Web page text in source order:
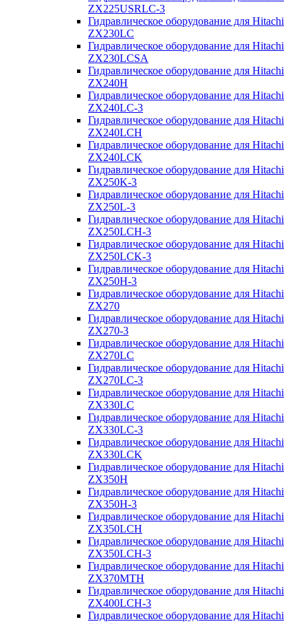
ZX225USRLC-3
Гидравлическое оборудование для Hitachi
ZX230LC
Гидравлическое оборудование для Hitachi
ZX230LCSA
Гидравлическое оборудование для Hitachi
ZX240H
Гидравлическое оборудование для Hitachi
ZX240LC-3
Гидравлическое оборудование для Hitachi
ZX240LCH
Гидравлическое оборудование для Hitachi
ZX240LCK
Гидравлическое оборудование для Hitachi
ZX250K-3
Гидравлическое оборудование для Hitachi
ZX250L-3
Гидравлическое оборудование для Hitachi
ZX250LCH-3
Гидравлическое оборудование для Hitachi
ZX250LCK-3
Гидравлическое оборудование для Hitachi
ZX250Н-3
Гидравлическое оборудование для Hitachi
ZX270
Гидравлическое оборудование для Hitachi
ZX270-3
Гидравлическое оборудование для Hitachi
ZX270LC
Гидравлическое оборудование для Hitachi
ZX270LC-3
Гидравлическое оборудование для Hitachi
ZX330LC
Гидравлическое оборудование для Hitachi
ZX330LC-3
Гидравлическое оборудование для Hitachi
ZX330LCK
Гидравлическое оборудование для Hitachi
ZX350H
Гидравлическое оборудование для Hitachi
ZX350H-3
Гидравлическое оборудование для Hitachi
ZX350LCH
Гидравлическое оборудование для Hitachi
ZX350LCH-3
Гидравлическое оборудование для Hitachi
ZX370MTH
Гидравлическое оборудование для Hitachi
ZX400LCH-3
Гидравлическое оборудование для Hitachi